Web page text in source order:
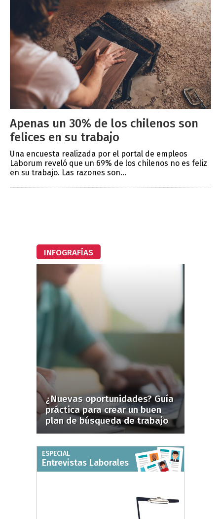
Apenas un 30% de los chilenos son
felices en su trabajo
Una encuesta realizada por el portal de empleos
Laborum reveló que un 69% de los chilenos no es feliz
en su trabajo. Las razones son...
INFOGRAFÍAS
¿Nuevas oportunidades? Guía
práctica para crear un buen
plan de búsqueda de trabajo
ESPECIAL
Entrevistas Laborales